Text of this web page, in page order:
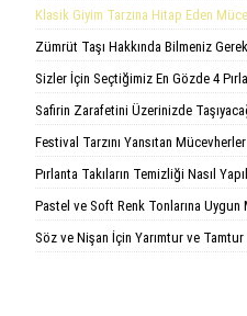
Klasik Giyim Tarzına Hitap Eden
Zümrüt Taşı Hakkında Bilmeniz
Sizler İçin Seçtiğimiz En Gözde 4
Safirin Zarafetini Üzerinizde
Festival Tarzını Yansıtan Mücevherler
Pırlanta Takıların Temizliği Nasıl
Pastel ve Soft Renk Tonlarına Uygun
Söz ve Nişan İçin Yarımtur ve